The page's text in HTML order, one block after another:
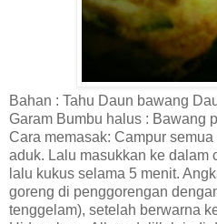
Bahan : Tahu Daun bawang
Garam Bumbu halus : Bawang
Cara memasak: Campur
aduk. Lalu masukkan ke dalam
lalu kukus selama 5 menit.
goreng di penggorengan
tenggelam), setelah berwarna